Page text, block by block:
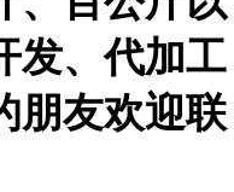
发、代加工
朋友欢迎联